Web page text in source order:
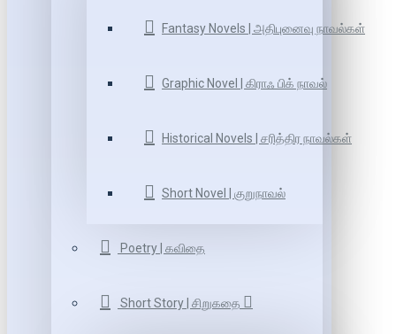
Fantasy Novels | அதிபுனைவு நாவல்கள்
Graphic Novel | கிராஃ பிக் நாவல்
Historical Novels | சரித்திர நாவல்கள்
Short Novel | குறுநாவல்
Poetry | கவிதை
Short Story | சிறுகதை